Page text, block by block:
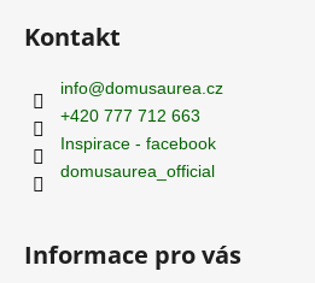
Kontakt
info@domusaurea.cz
+420 777 712 663
Inspirace - facebook
domusaurea_official
Informace pro vás